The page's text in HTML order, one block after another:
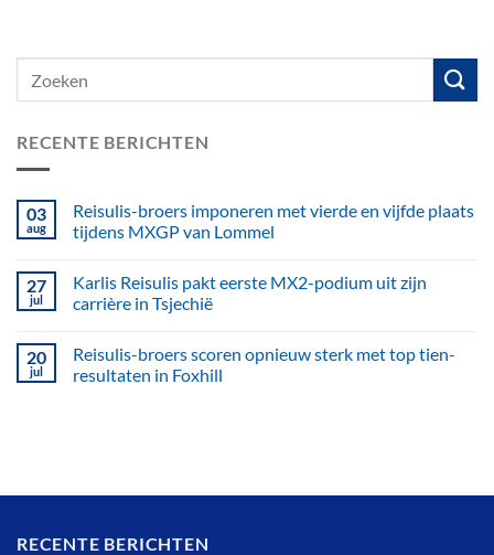
RECENTE BERICHTEN
03
aug
Reisulis-broers imponeren met vierde en vijfde plaats
tijdens MXGP van Lommel
27
jul
Karlis Reisulis pakt eerste MX2-podium uit zijn
carrière in Tsjechië
20
jul
Reisulis-broers scoren opnieuw sterk met top tien-
resultaten in Foxhill
RECENTE BERICHTEN